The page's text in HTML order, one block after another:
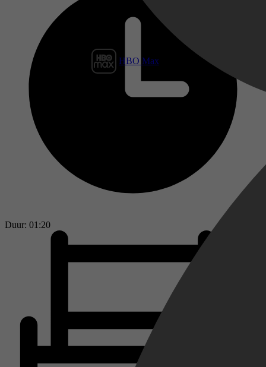
HBO Max
Duur: 01:20